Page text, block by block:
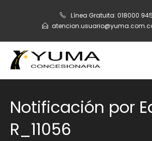
Línea Gratuita: 018000
Notificación por
R_11056